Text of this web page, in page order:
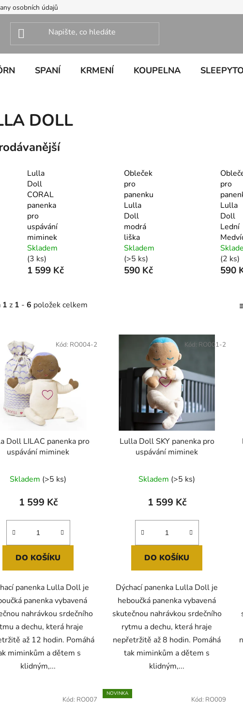
osobních údajů
SPANÍ KRMENÍ KOUPELNA
DOLL
Lulla
Doll
CORAL
panenka
pro
uspávání
miminek
Skladem
(3 ks)
1 599 Kč
Obleček
pro
panenku
Lulla
Doll
modrá
liška
Skladem
(>5 ks)
590 Kč
pro
Lulla
Doll
Lední
(2 ks)
590
1 z 1 - 6 položek celkem
k
Doll LILAC panenka pro
uspávání miminek
Skladem (>5 ks)
1 599 Kč
DO KOŠÍKU
panenka Lulla Doll je
panenka vybavená
nahrávkou srdečního
a dechu, která hraje
až 12 hodin. Pomáhá
miminkům a dětem s
klidným,...
Kód: RO004-2
Lulla Doll SKY panenka pro
uspávání miminek
hodnocení
produktu
5,0
z
hvězdiček.
Skladem (>5 ks)
1 599 Kč
DO KOŠÍKU
Dýchací panenka Lulla Doll je
heboučká panenka vybavená
skutečnou nahrávkou srdečního
rytmu a dechu, která hraje
nepřetržitě až 8 hodin. Pomáhá
tak miminkům a dětem s
klidným,...
Kód: RO001-2
Kód: RO007
NOVINKA
Kód: RO009